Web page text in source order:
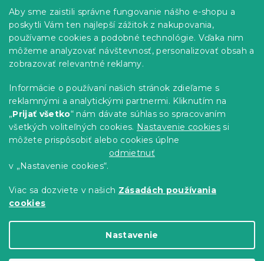
Aby sme zaistili správne fungovanie nášho e-shopu a
poskytli Vám ten najlepší zážitok z nakupovania,
používame cookies a podobné technológie. Vďaka nim
môžeme analyzovať návštevnosť, personalizovať obsah a
zobrazovať relevantné reklamy.
Informácie o používaní našich stránok zdieľame s
reklamnými a analytickými partnermi. Kliknutím na
„Prijať všetko“ nám dávate súhlas so spracovaním
všetkých voliteľných cookies. Nastavenie cookies si
môžete prispôsobiť alebo cookies úplne
odmietnuť
v „Nastavenie cookies“.
Viac sa dozviete v našich Zásadách používania
cookies
Nastavenie
i
e
p
r
v
k
y
v
ý
p
i
s
u
Informácie pre vás
Predajne
Sledovanie objednávky
Možnosti doručenia
Reklamácie a vrátenie tovaru
Kontakty
Obchodné podmienky
Podmienky ochrany osobných údajov
Pre partnerov